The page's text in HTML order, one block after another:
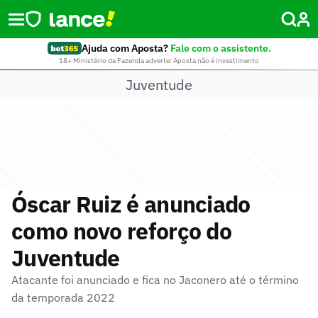
Ajuda com Aposta? Fale com o assistente.
18+ Ministério da Fazenda adverte: Aposta não é investimento
Juventude
Óscar Ruiz é anunciado
como novo reforço do
Juventude
Atacante foi anunciado e fica no Jaconero até o término
da temporada 2022